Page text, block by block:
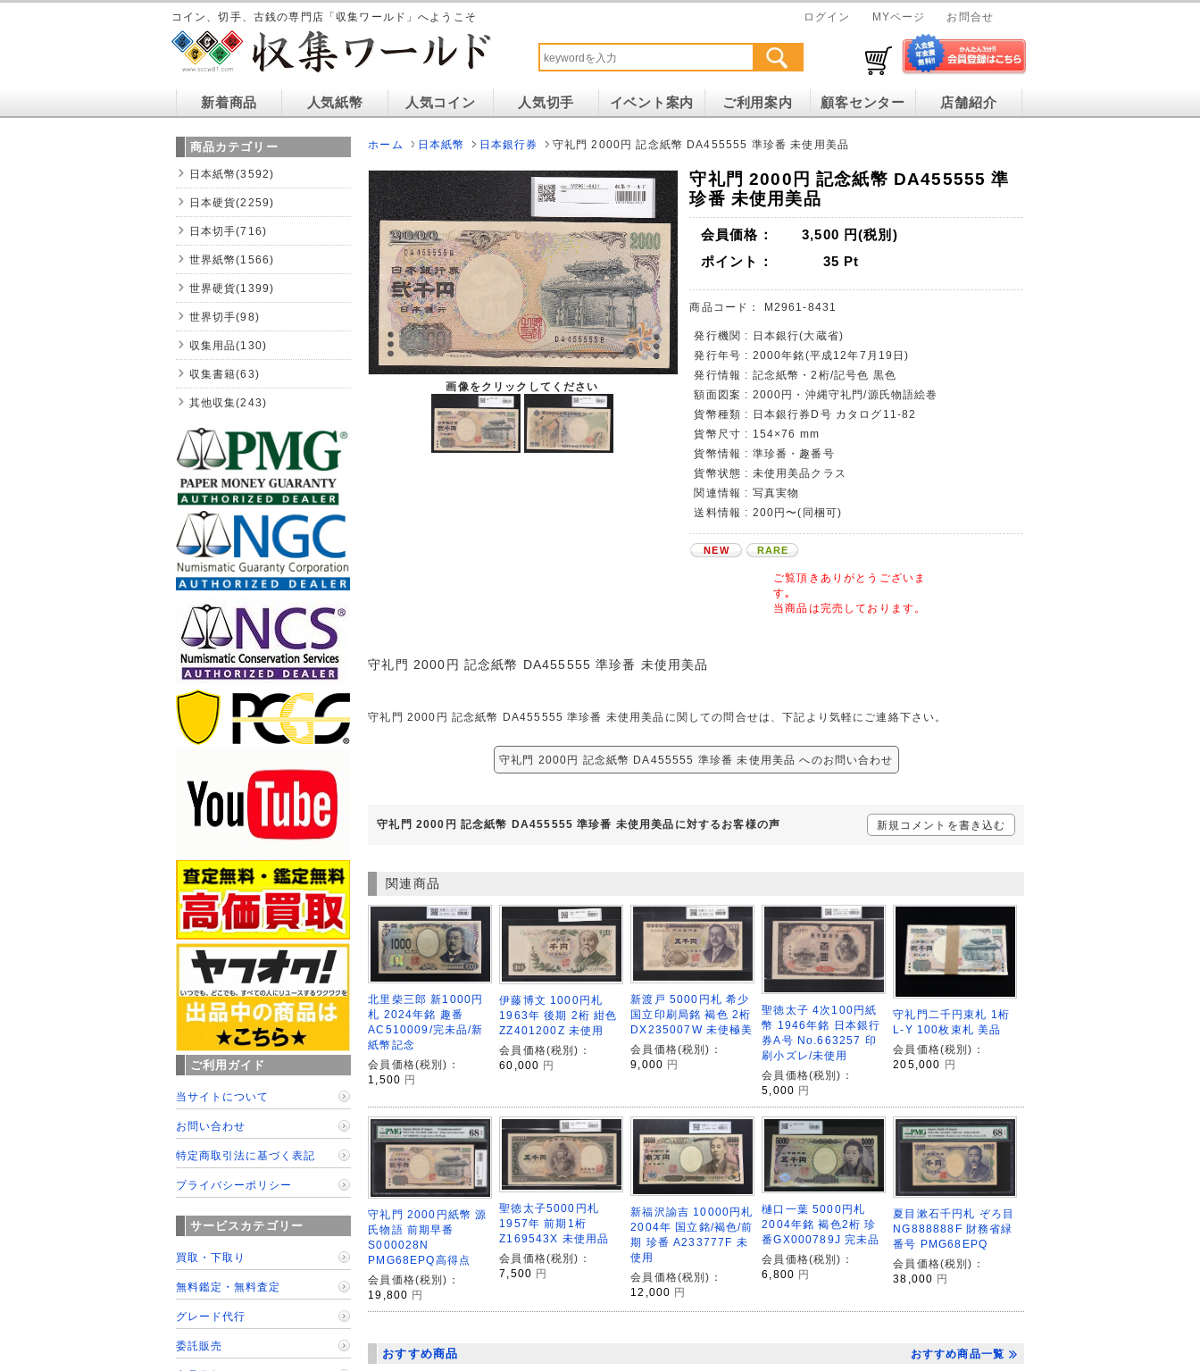
コイン、切手、古銭の専門店「収集ワールド」へようこそ ログイン MYページ お問合せ
新着商品 人気紙幣 人気コイン 人気切手 イベント案内 ご利用案内 顧客センター 店舗紹介
ホーム 日本紙幣 日本銀行券 守礼門 2000円 記念紙幣 DA455555 準珍番 未使用美品
画像をクリックしてください
守礼門 2000円 記念紙幣 DA455555 準
珍番 未使用美品
会員価格： 3,500 円(税別)
ポイント：
35 Pt
商品コード： M2961-8431
発行機関 : 日本銀行(大蔵省)
発行年号 : 2000年銘(平成12年7月19日)
発行情報 : 記念紙幣・2桁/記号色 黒色
額面図案 : 2000円・沖縄守礼門/源氏物語絵巻
貨幣種類 : 日本銀行券D号 カタログ11-82
貨幣尺寸 : 154×76 mm
貨幣情報 : 準珍番・趣番号
貨幣状態 : 未使用美品クラス
関連情報 : 写真実物
送料情報 : 200円〜(同梱可)
NEW RARE
ご覧頂きありがとうございま
す｡
当商品は完売しております。
守礼門 2000円 記念紙幣 DA455555 準珍番 未使用美品
守礼門 2000円 記念紙幣 DA455555 準珍番 未使用美品に関しての問合せは、下記より気軽にご連絡下さい。
守礼門 2000円 記念紙幣 DA455555 準珍番 未使用美品 へのお問い合わせ
守礼門 2000円 記念紙幣 DA455555 準珍番 未使用美品に対するお客様の声 新規コメントを書き込む
関連商品
北里柴三郎 新1000円
札 2024年銘 趣番
AC510009/完未品/新
紙幣記念
会員価格(税別)：
1,500 円
伊藤博文 1000円札
1963年 後期 2桁 紺色
ZZ401200Z 未使用
会員価格(税別)：
60,000 円
新渡戸 5000円札 希少
国立印刷局銘 褐色 2桁
DX235007W 未使極美
会員価格(税別)：
9,000 円
聖徳太子 4次100円紙
幣 1946年銘 日本銀行
券A号 No.663257 印
刷小ズレ/未使用
会員価格(税別)：
5,000 円
守礼門二千円束札 1桁
L-Y 100枚束札 美品
会員価格(税別)：
205,000
円
守礼門 2000円紙幣 源
氏物語 前期早番
S000028N
PMG68EPQ高得点
会員価格(税別)：
19,800 円
聖徳太子5000円札
1957年 前期1桁
Z169543X 未使用品
会員価格(税別)：
7,500 円
新福沢諭吉 10000円札
2004年 国立銘/褐色/前
期 珍番 A233777F 未
使用
会員価格(税別)：
12,000 円
樋口一葉 5000円札
2004年銘 褐色2桁 珍
番GX000789J 完未品
会員価格(税別)：
6,800 円
夏目漱石千円札 ぞろ目
NG888888F 財務省緑
番号 PMG68EPQ
会員価格(税別)：
38,000 円
おすすめ商品 おすすめ商品一覧
商品カテゴリー
日本紙幣(3592)
日本硬貨(2259)
日本切手(716)
世界紙幣(1566)
世界硬貨(1399)
世界切手(98)
収集用品(130)
収集書籍(63)
其他収集(243)
ご利用ガイド
当サイトについて
お問い合わせ
特定商取引法に基づく表記
プライバシーポリシー
サービスカテゴリー
買取・下取り
無料鑑定・無料査定
グレード代行
委託販売